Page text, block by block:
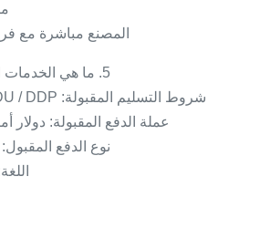
المصنع مباشرة مع
5. ما هي الخدمات التي يمكننا تقديمها؟
شروط التسليم المقبولة: FOB ، CIF ، DDU / DDP ；
عملة الدفع المقبولة: دولار
نوع الدفع المقبول: T / T ، L / C ، نقدًا ؛